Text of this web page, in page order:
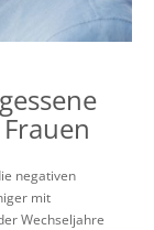
negativen
mit
Wechseljahre